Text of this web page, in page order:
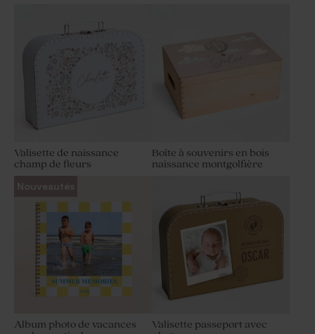
Valisette de naissance
champ de fleurs
Boîte à souvenirs en bois
naissance montgolfière
Nouveautés
Album photo de vacances
Valisette passeport avec